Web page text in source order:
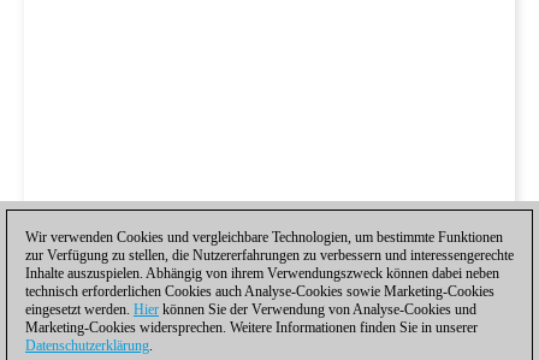
Wir verwenden Cookies und vergleichbare Technologien, um bestimmte Funktionen
zur Verfügung zu stellen, die Nutzererfahrungen zu verbessern und interessengerechte
Inhalte auszuspielen. Abhängig von ihrem Verwendungszweck können dabei neben
technisch erforderlichen Cookies auch Analyse-Cookies sowie Marketing-Cookies
eingesetzt werden. Hier können Sie der Verwendung von Analyse-Cookies und
Marketing-Cookies widersprechen. Weitere Informationen finden Sie in unserer
Datenschutzerklärung.